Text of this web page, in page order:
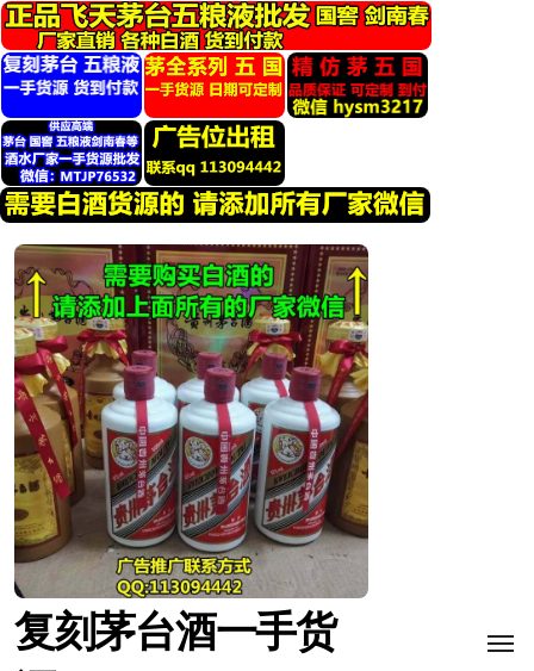
转
到
内
容
复刻茅台酒一手货